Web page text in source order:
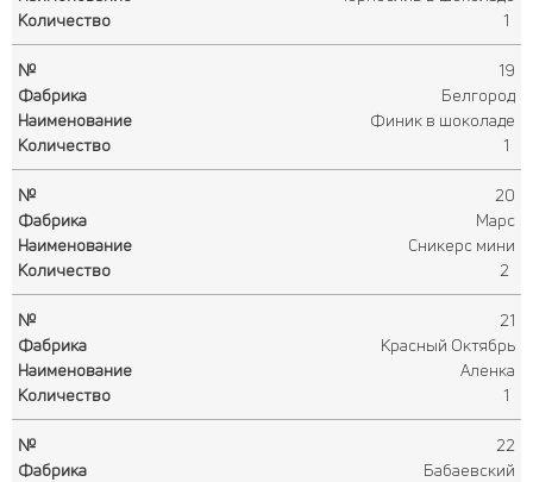
1
19
Белгород
Финик в шоколаде
1
20
Марс
Сникерс мини
2
21
Красный Октябрь
Аленка
1
22
Бабаевский